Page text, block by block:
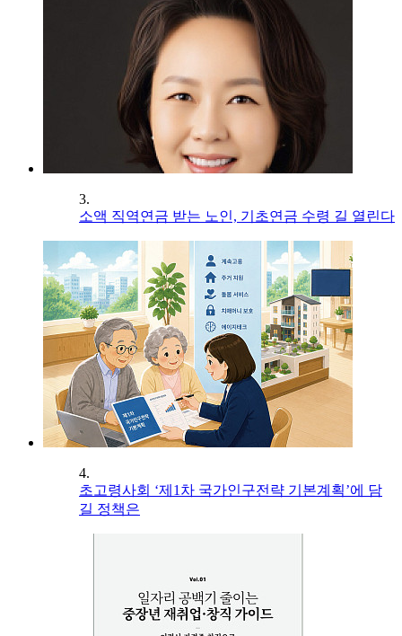
3.
소액 직역연금 받는 노인, 기초연금 수령 길 열린다
4.
초고령사회 ‘제1차 국가인구전략 기본계획’에 담
길 정책은